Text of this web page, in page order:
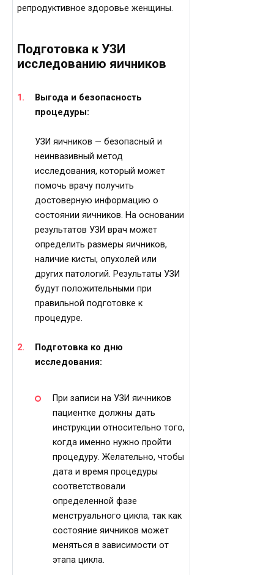
репродуктивное здоровье женщины.
Подготовка к УЗИ
исследованию яичников
Выгода и безопасность
процедуры:
УЗИ яичников — безопасный и
неинвазивный метод
исследования, который может
помочь врачу получить
достоверную информацию о
состоянии яичников. На основании
результатов УЗИ врач может
определить размеры яичников,
наличие кисты, опухолей или
других патологий. Результаты УЗИ
будут положительными при
правильной подготовке к
процедуре.
Подготовка ко дню
исследования:
При записи на УЗИ яичников
пациентке должны дать
инструкции относительно того,
когда именно нужно пройти
процедуру. Желательно, чтобы
дата и время процедуры
соответствовали
определенной фазе
менструального цикла, так как
состояние яичников может
меняться в зависимости от
этапа цикла.